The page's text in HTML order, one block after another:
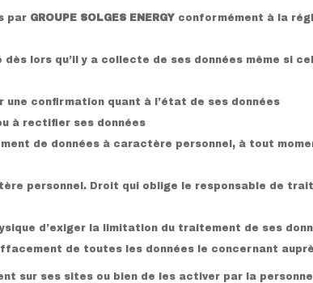
par GROUPE SOLGES ENERGY conformément à la
lors qu’il y a collecte de ses données même si
une confirmation quant à l’état de ses données
à rectifier ses données
de données à caractère personnel, à tout
personnel. Droit qui oblige le responsable de
d’exiger la limitation du traitement de ses
de toutes les données le concernant
sur ses sites ou bien de les activer par la